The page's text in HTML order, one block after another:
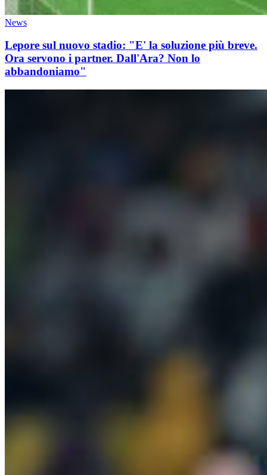
News
Lepore sul nuovo stadio: "E' la soluzione più breve.
Ora servono i partner. Dall'Ara? Non lo
abbandoniamo"